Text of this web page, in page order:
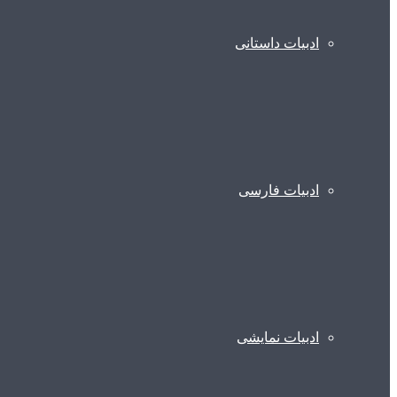
ادبیات داستانی
ادبیات فارسی
ادبیات نمایشی